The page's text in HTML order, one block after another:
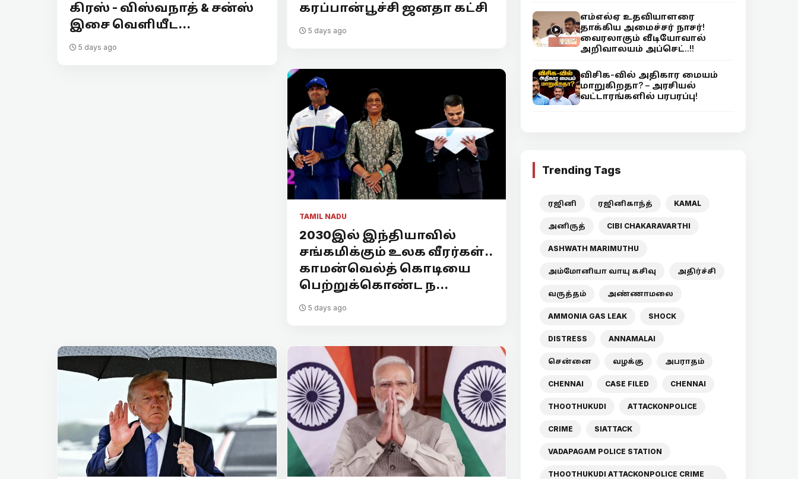
கிரஸ் - விஸ்வநாத் & சன்ஸ்
இசை வெளியீட...
5 days ago
கரப்பான்பூச்சி ஜனதா கட்சி
5 days ago
TAMIL NADU
2030இல் இந்தியாவில்
சங்கமிக்கும் உலக வீரர்கள்..
காமன்வெல்த் கொடியை
பெற்றுக்கொண்ட ந...
5 days ago
எம்எல்ஏ உதவியாளரை
தாக்கிய அமைச்சர் நாசர்!
வைரலாகும் வீடியோவால்
அறிவாலயம் அப்செட்..!!
விசிக-வில் அதிகார மையம்
மாறுகிறதா? – அரசியல்
வட்டாரங்களில் பரபரப்பு!
Trending Tags
ரஜினி ரஜினிகாந்த் KAMAL
அனிருத் CIBI CHAKARAVARTHI
ASHWATH MARIMUTHU
அம்மோனியா வாயு கசிவு அதிர்ச்சி
வருத்தம் அண்ணாமலை
AMMONIA GAS LEAK SHOCK
DISTRESS ANNAMALAI
சென்னை வழக்கு அபராதம்
CHENNAI CASE FILED CHENNAI
THOOTHUKUDI ATTACKONPOLICE
CRIME SIATTACK
VADAPAGAM POLICE STATION
THOOTHUKUDI ATTACKONPOLICE CRIME